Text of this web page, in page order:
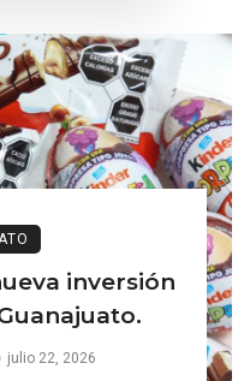
inversión
julio 22, 2026